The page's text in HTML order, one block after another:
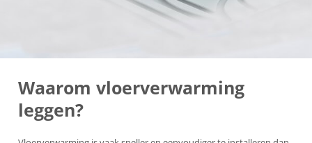
Waarom vloerverwarming
leggen?